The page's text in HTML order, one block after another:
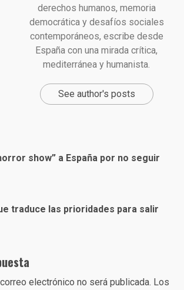
derechos humanos, memoria
democrática y desafíos sociales
contemporáneos, escribe desde
España con una mirada crítica,
mediterránea y humanista.
See author's posts
show” a España por no seguir
traduce las prioridades para salir
electrónico no será publicada. Los